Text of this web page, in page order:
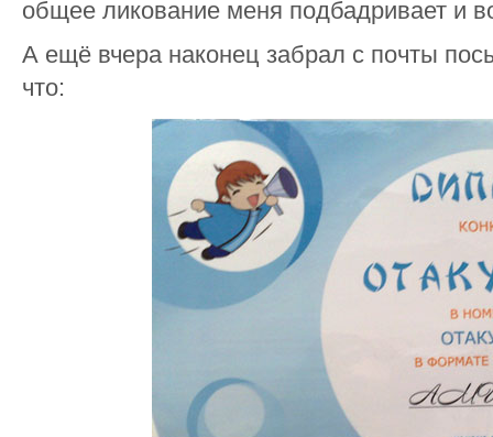
общее ликование меня подбадривает и
А ещё вчера наконец забрал с почты
что: